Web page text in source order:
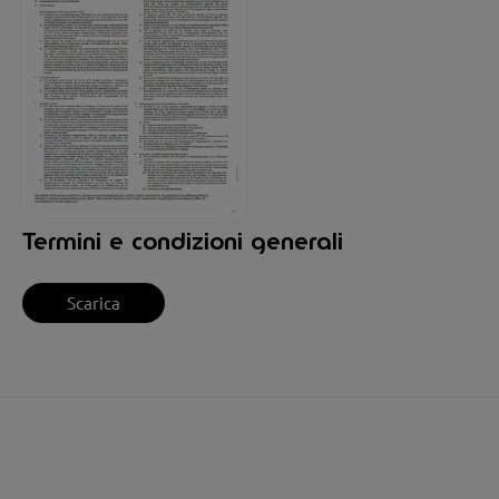
Termini e condizioni generali
Scarica